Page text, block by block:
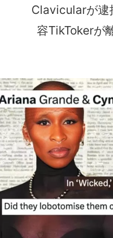
Clavicularが逮
容TikTokerが